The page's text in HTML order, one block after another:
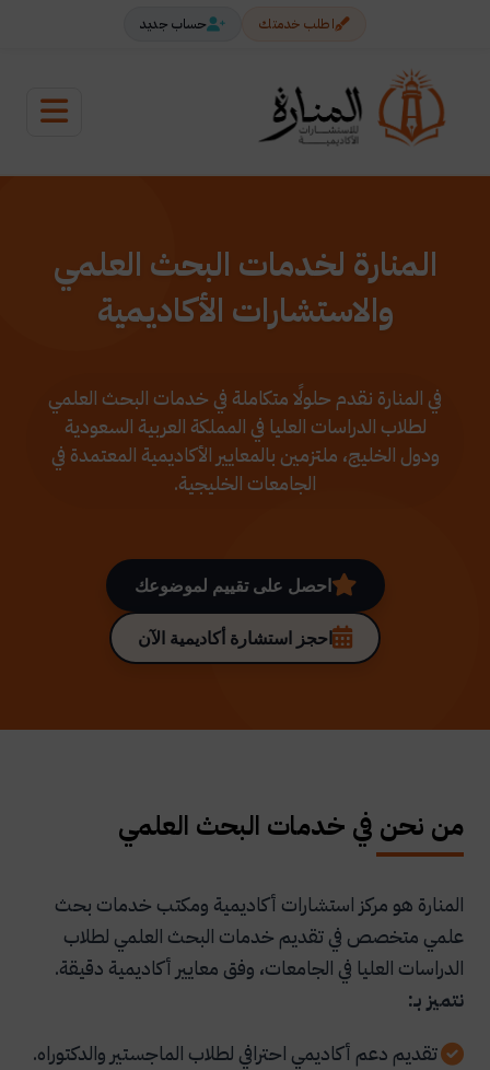
اطلب خدمتك حساب جديد
المنارة لخدمات البحث العلمي
والاستشارات الأكاديمية
في المنارة نقدم حلولًا متكاملة في خدمات البحث العلمي
لطلاب الدراسات العليا في المملكة العربية السعودية
ودول الخليج، ملتزمين بالمعايير الأكاديمية المعتمدة في
الجامعات الخليجية.
احصل على تقييم لموضوعك
احجز استشارة أكاديمية الآن
من نحن في خدمات البحث العلمي
المنارة هو مركز استشارات أكاديمية ومكتب خدمات بحث
علمي متخصص في تقديم خدمات البحث العلمي لطلاب
الدراسات العليا في الجامعات، وفق معايير أكاديمية دقيقة.
نتميز بـ:
تقديم دعم أكاديمي احترافي لطلاب الماجستير والدكتوراه.